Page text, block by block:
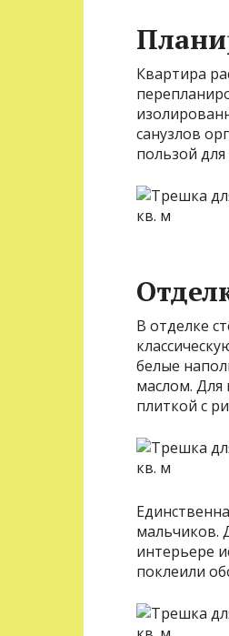
Квартира
санузлов
пользой
В отделке
белые
маслом. Для
плиткой с
мальчиков.
интерьере
поклеили